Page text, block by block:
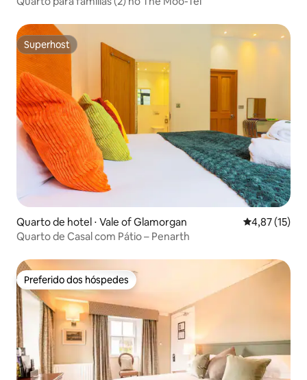
Superhost
Superhost
Quarto de hotel ⋅ Vale of Glamorgan 4,87 de uma
4,87 (15)
Quarto de Casal com Pátio – Penarth
Preferido dos hóspedes
Preferido dos hóspedes